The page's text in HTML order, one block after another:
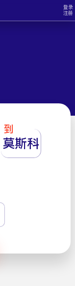
登录
注册
到
莫斯科